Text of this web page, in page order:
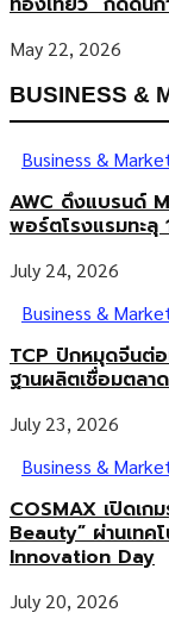
May 22, 2026
BUSINESS &
Business &
AWC ดึงแบรนด์
พอร์ตโรงแรมทะลุ
July 24, 2026
Business &
TCP ปักหมุดจีนต่
ฐานผลิตเชื่อมตลา
July 23, 2026
Business &
COSMAX เปิดเ
Beauty” ผ่านเทค
Innovation Day
July 20, 2026